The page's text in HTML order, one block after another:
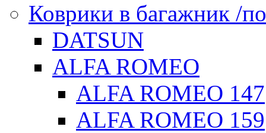
Коврики в багажник /
DATSUN
ALFA ROMEO
ALFA ROMEO 147
ALFA ROMEO 159